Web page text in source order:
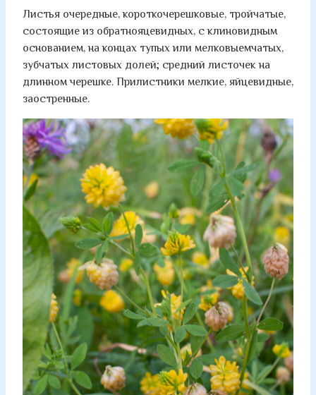
Листья очередные, короткочерешковые, тройчатые,
состоящие из обратнояцевидных, с клиновидным
основанием, на концах тупых или мелковыемчатых,
зубчатых листовых долей; средний листочек на
длинном черешке. Прилистники мелкие, яйцевидные,
заостренные.